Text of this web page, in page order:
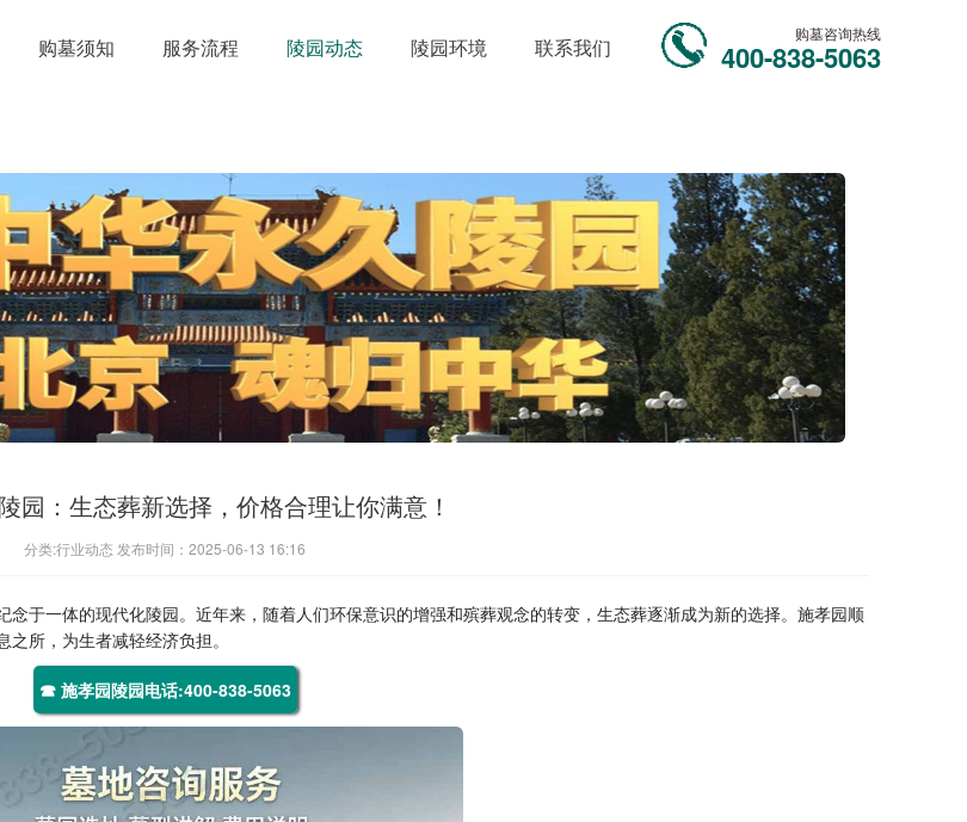
购墓须知 服务流程 陵园动态 陵园环境 联系我们
购墓咨询热线
400-838-5063
园：生态葬新选择，价格合理让你满意！
分类:行业动态 发布时间：2025-06-13 16:16
于一体的现代化陵园。近年来，随着人们环保意识的增强和殡葬观念的转变，生态葬逐渐成为新的选择。施孝园顺
所，为生者减轻经济负担。
☎ 施孝园陵园电话:400-838-5063